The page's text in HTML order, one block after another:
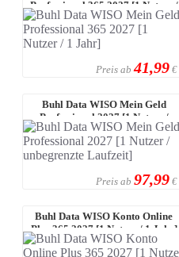
Professional 365 2027 [1 Nutzer /
1 Jah ...
Preis ab 41,99 €
Buhl Data WISO Mein Geld
Professional 2027 [1 Nutzer /
unbegrenz ...
Preis ab 97,99 €
Buhl Data WISO Konto Online
Plus 365 2027 [1 Nutzer / 1 Jahr]